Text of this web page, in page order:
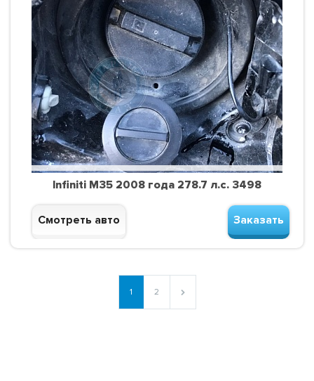
Infiniti M35 2008 года 278.7 л.с. 3498
Смотреть авто Заказать
1 2